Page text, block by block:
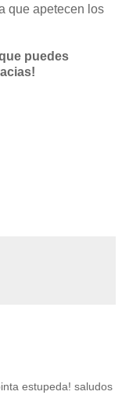
que apetecen los
puedes
estupeda! saludos